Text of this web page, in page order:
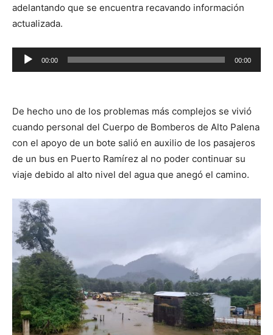
adelantando que se encuentra recavando información
actualizada.
Reproductor
de
00:00 00:00
De hecho uno de los problemas más complejos se vivió
cuando personal del Cuerpo de Bomberos de Alto Palena
con el apoyo de un bote salió en auxilio de los pasajeros
de un bus en Puerto Ramírez al no poder continuar su
viaje debido al alto nivel del agua que anegó el camino.